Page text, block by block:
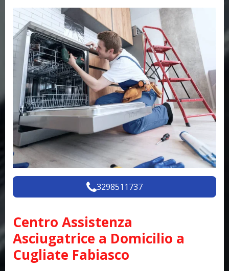
3298511737
Centro Assistenza
Asciugatrice a Domicilio a
Cugliate Fabiasco